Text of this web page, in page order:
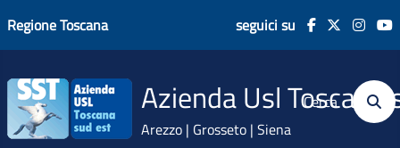
Regione Toscana seguici su
Azienda Usl Toscana
Arezzo | Grosseto | Siena
Cerca